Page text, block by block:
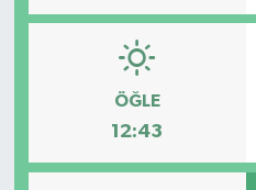
ÖĞLE
12:43